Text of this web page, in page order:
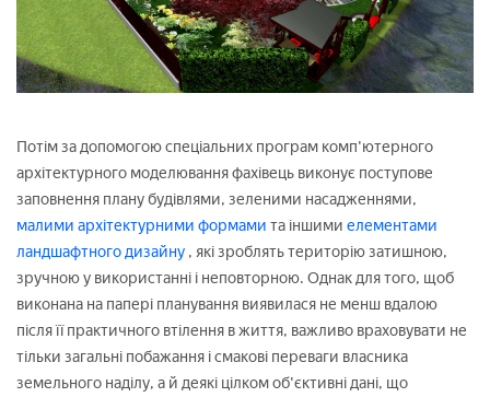
Потім за допомогою спеціальних програм комп'ютерного
архітектурного моделювання фахівець виконує поступове
заповнення плану будівлями, зеленими насадженнями,
малими архітектурними формами та іншими елементами
ландшафтного дизайну , які зроблять територію затишною,
зручною у використанні і неповторною. Однак для того, щоб
виконана на папері планування виявилася не менш вдалою
після її практичного втілення в життя, важливо враховувати не
тільки загальні побажання і смакові переваги власника
земельного наділу, а й деякі цілком об'єктивні дані, що